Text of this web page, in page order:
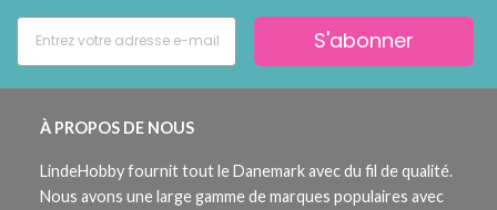
S'abonner
À PROPOS DE NOUS
LindeHobby fournit tout le Danemark avec du fil de qualité.
Nous avons une large gamme de marques populaires avec